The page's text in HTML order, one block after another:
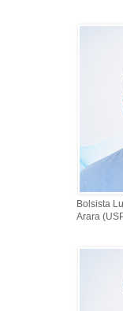
Bolsista
Arara